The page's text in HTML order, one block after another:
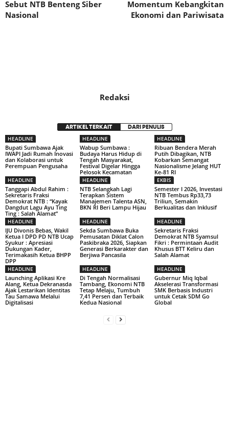
Sebut NTB Benteng Siber
Nasional
Momentum Kebangkitan
Ekonomi dan Pariwisata
Redaksi
ARTIKEL TERKAIT DARI PENULIS
HEADLINE
Bupati Sumbawa Ajak
IWAPI Jadi Rumah Inovasi
dan Kolaborasi untuk
Perempuan Pengusaha
HEADLINE
Wabup Sumbawa :
Budaya Harus Hidup di
Tengah Masyarakat,
Festival Digelar Hingga
Pelosok Kecamatan
HEADLINE
Ribuan Bendera Merah
Putih Dibagikan, NTB
Kobarkan Semangat
Nasionalisme Jelang HUT
Ke-81 RI
HEADLINE
Tanggapi Abdul Rahim :
Sekretaris Fraksi
Demokrat NTB : “Kayak
Dangdut Lagu Ayu Ting
Ting : Salah Alamat”
HEADLINE
NTB Selangkah Lagi
Terapkan Sistem
Manajemen Talenta ASN,
BKN RI Beri Lampu Hijau
EKBIS
Semester I 2026, Investasi
NTB Tembus Rp33,73
Triliun, Semakin
Berkualitas dan Inklusif
HEADLINE
IJU Divonis Bebas, Wakil
Ketua I DPD PD NTB Ucap
Syukur : Apresiasi
Dukungan Kader,
Terimakasih Ketua BHPP
DPP
HEADLINE
Sekda Sumbawa Buka
Pemusatan Diklat Calon
Paskibraka 2026, Siapkan
Generasi Berkarakter dan
Berjiwa Pancasila
HEADLINE
Sekretaris Fraksi
Demokrat NTB Syamsul
Fikri : Permintaan Audit
Khusus BTT Keliru dan
Salah Alamat
HEADLINE
Launching Aplikasi Kre
Alang, Ketua Dekranasda
Ajak Lestarikan Identitas
Tau Samawa Melalui
Digitalisasi
HEADLINE
Di Tengah Normalisasi
Tambang, Ekonomi NTB
Tetap Melaju, Tumbuh
7,41 Persen dan Terbaik
Kedua Nasional
HEADLINE
Gubernur Miq Iqbal
Akselerasi Transformasi
SMK Berbasis Industri
untuk Cetak SDM Go
Global